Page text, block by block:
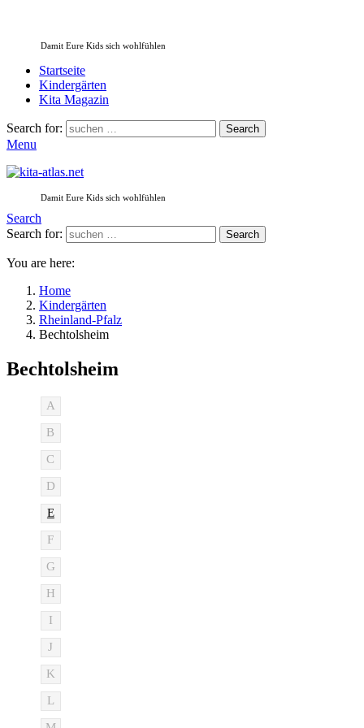
Damit Eure Kids sich wohlfühlen
Startseite
Kindergärten
Kita Magazin
Search for: Search
Menu
Damit Eure Kids sich wohlfühlen
Search
Search for:
Search
You are here:
Home
Kindergärten
Rheinland-Pfalz
Bechtolsheim
Bechtolsheim
A
B
C
D
E
F
G
H
I
J
K
L